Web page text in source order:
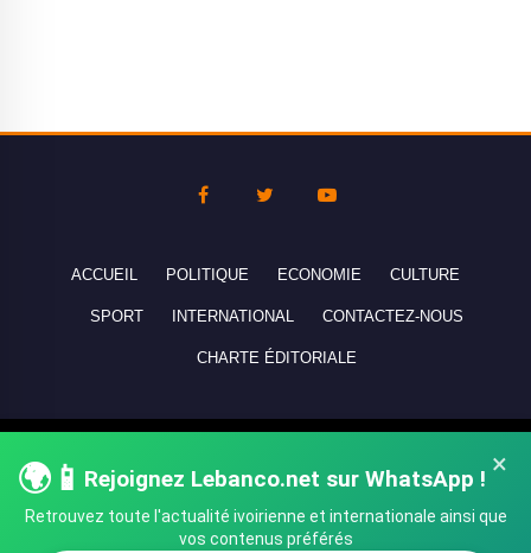
×
🌍📱 Rejoignez Lebanco.net sur WhatsApp !
Retrouvez toute l'actualité ivoirienne et internationale ainsi que
vos contenus préférés
ACCUEIL POLITIQUE ECONOMIE CULTURE
SPORT INTERNATIONAL CONTACTEZ-NOUS
CHARTE ÉDITORIALE
réservés - All rights reserved.